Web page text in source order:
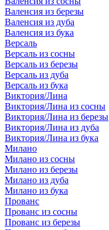
Валенсия из березы
Валенсия из дуба
Валенсия из бука
Версаль
Версаль из сосны
Версаль из березы
Версаль из дуба
Версаль из бука
Виктория/Лина
Виктория/Лина из сосны
Виктория/Лина из березы
Виктория/Лина из дуба
Виктория/Лина из бука
Милано
Милано из сосны
Милано из березы
Милано из дуба
Милано из бука
Прованс
Прованс из сосны
Прованс из березы